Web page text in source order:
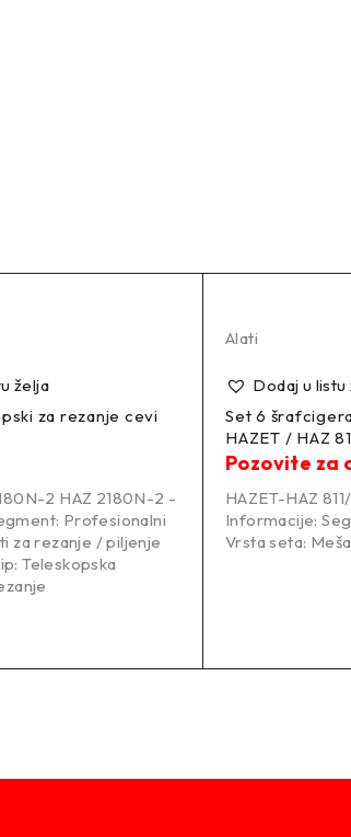
želja
za rezanje cevi
2 HAZ 2180N-2 -
Profesionalni
za rezanje / piljenje
Teleskopska
Alati
Dodaj u listu
Set 6
HAZET / HAZ
Pozovite za
HAZET-HAZ
Informacije:
Vrsta seta: